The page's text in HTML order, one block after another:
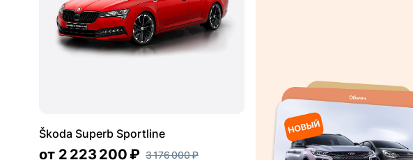
Škoda Superb Sportline
от 2 223 200 ₽ 3 176 000 ₽